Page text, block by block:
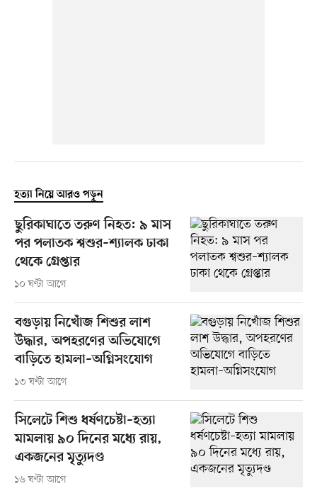
হত্যা নিয়ে আরও পড়ুন
ছুরিকাঘাতে তরুণ নিহত: ৯ মাস
পর পলাতক শ্বশুর–শ্যালক ঢাকা
থেকে গ্রেপ্তার
১০ ঘণ্টা আগে
বগুড়ায় নিখোঁজ শিশুর লাশ
উদ্ধার, অপহরণের অভিযোগে
বাড়িতে হামলা–অগ্নিসংযোগ
১৩ ঘণ্টা আগে
সিলেটে শিশু ধর্ষণচেষ্টা–হত্যা
মামলায় ৯০ দিনের মধ্যে রায়,
একজনের মৃত্যুদণ্ড
১৬ ঘণ্টা আগে